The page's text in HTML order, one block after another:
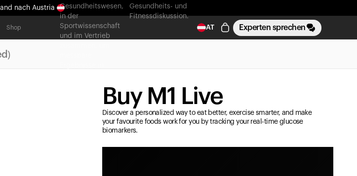
nach Austria
Erlebnis. Demnächst.
nach Austria
Shop
Gesundheitswesen,
in der
Sportwissenschaft
und im Vertrieb
Gesundheits- und
Fitnessdiskussion.
AT
Experten sprechen
Buy M1 Live
Discover a personalized way to eat better, exercise smarter, and make
your favourite foods work for you by tracking your real-time glucose
biomarkers.